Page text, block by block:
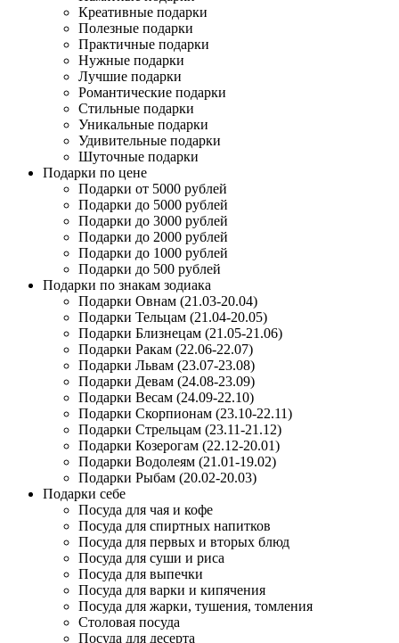
Креативные подарки
Полезные подарки
Практичные подарки
Нужные подарки
Лучшие подарки
Романтические подарки
Стильные подарки
Уникальные подарки
Удивительные подарки
Шуточные подарки
Подарки по цене
Подарки от 5000 рублей
Подарки до 5000 рублей
Подарки до 3000 рублей
Подарки до 2000 рублей
Подарки до 1000 рублей
Подарки до 500 рублей
Подарки по знакам зодиака
Подарки Овнам (21.03-20.04)
Подарки Тельцам (21.04-20.05)
Подарки Близнецам (21.05-21.06)
Подарки Ракам (22.06-22.07)
Подарки Львам (23.07-23.08)
Подарки Девам (24.08-23.09)
Подарки Весам (24.09-22.10)
Подарки Скорпионам (23.10-22.11)
Подарки Стрельцам (23.11-21.12)
Подарки Козерогам (22.12-20.01)
Подарки Водолеям (21.01-19.02)
Подарки Рыбам (20.02-20.03)
Подарки себе
Посуда для чая и кофе
Посуда для спиртных напитков
Посуда для первых и вторых блюд
Посуда для суши и риса
Посуда для выпечки
Посуда для варки и кипячения
Посуда для жарки, тушения, томления
Столовая посуда
Посуда для десерта